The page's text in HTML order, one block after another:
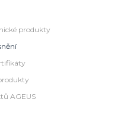
produkty
AGEUS